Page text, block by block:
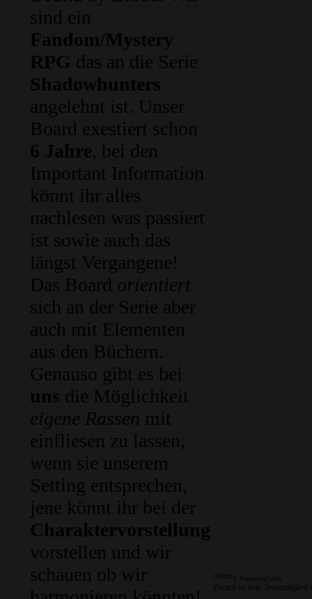
sind ein
Fandom/Mystery
RPG das an die Serie
Shadowhunters
angelehnt ist. Unser
Board exestiert schon
6 Jahre, bei den
Important Information
könnt ihr alles
nachlesen was passiert
ist sowie auch das
längst Vergangene!
Das Board orientiert
sich an der Serie aber
auch mit Elementen
aus den Büchern.
Genauso gibt es bei
uns die Möglichkeit
eigene Rassen mit
einfliesen zu lassen,
wenn sie unserem
Setting entsprechen,
jene könnt ihr bei der
Charaktervorstellung
vorstellen und wir
schauen ob wir
online
Zurzeit ist kein Teammitglied